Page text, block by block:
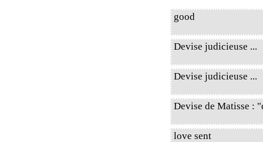
good
Devise judicieuse ...
Devise judicieuse ...
Devise de Matisse :
love sent